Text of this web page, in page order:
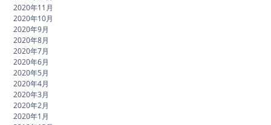
2020年11月
2020年10月
2020年9月
2020年8月
2020年7月
2020年6月
2020年5月
2020年4月
2020年3月
2020年2月
2020年1月